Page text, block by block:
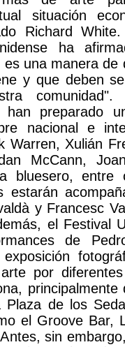
situación
Richard
ha
una manera
y que deben
han preparado
nacional e
Warren, Xulián
McCann,
bluesero, entre
estarán
y Francesc
el Festival
de
por
de los
el Groove Bar,
sin